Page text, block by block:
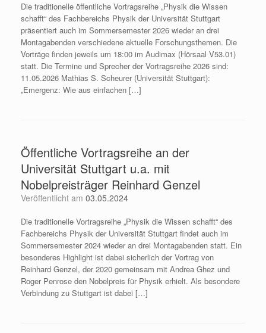
Die traditionelle öffentliche Vortragsreihe „Physik die Wissen
schafft“ des Fachbereichs Physik der Universität Stuttgart
präsentiert auch im Sommersemester 2026 wieder an drei
Montagabenden verschiedene aktuelle Forschungsthemen. Die
Vorträge finden jeweils um 18:00 im Audimax (Hörsaal V53.01)
statt. Die Termine und Sprecher der Vortragsreihe 2026 sind:
11.05.2026 Mathias S. Scheurer (Universität Stuttgart):
„Emergenz: Wie aus einfachen […]
Öffentliche Vortragsreihe an der
Universität Stuttgart u.a. mit
Nobelpreisträger Reinhard Genzel
Veröffentlicht am 03.05.2024
Die traditionelle Vortragsreihe „Physik die Wissen schafft“ des
Fachbereichs Physik der Universität Stuttgart findet auch im
Sommersemester 2024 wieder an drei Montagabenden statt. Ein
besonderes Highlight ist dabei sicherlich der Vortrag von
Reinhard Genzel, der 2020 gemeinsam mit Andrea Ghez und
Roger Penrose den Nobelpreis für Physik erhielt. Als besondere
Verbindung zu Stuttgart ist dabei […]